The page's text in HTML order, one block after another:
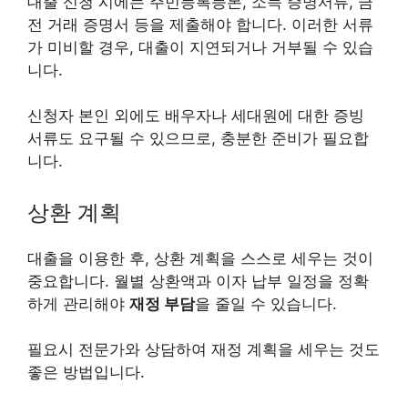
전 거래 증명서 등을 제출해야 합니다. 이러한 서류
가 미비할 경우, 대출이 지연되거나 거부될 수 있습
니다.
신청자 본인 외에도 배우자나 세대원에 대한 증빙
서류도 요구될 수 있으므로, 충분한 준비가 필요합
니다.
상환 계획
대출을 이용한 후, 상환 계획을 스스로 세우는 것이
중요합니다. 월별 상환액과 이자 납부 일정을 정확
하게 관리해야 재정 부담을 줄일 수 있습니다.
필요시 전문가와 상담하여 재정 계획을 세우는 것도
좋은 방법입니다.